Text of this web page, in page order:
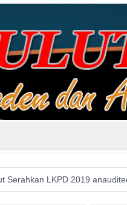
2019 anaudited ke BPK